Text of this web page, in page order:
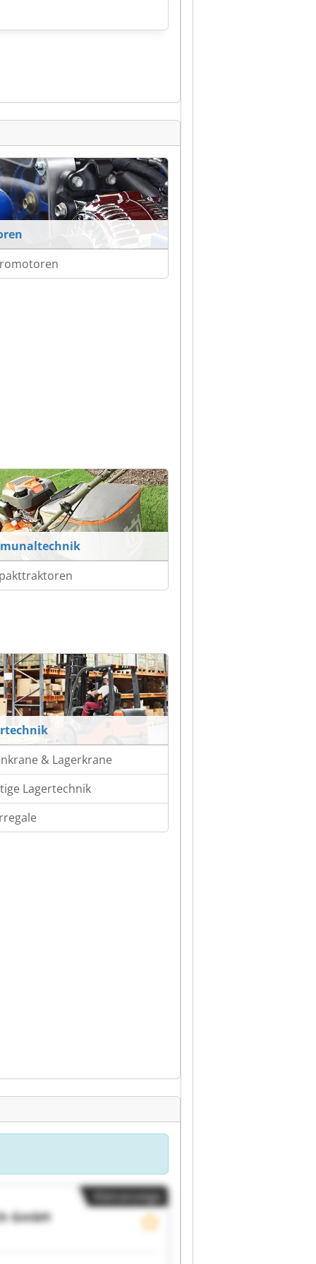
& Lagerkrane
Lagertechnik
Kleinanzeige
GmbH